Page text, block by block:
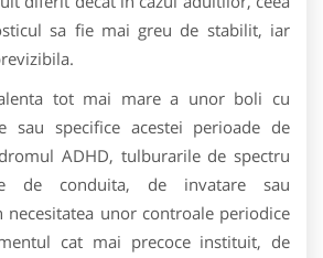
sa fie mai greu de stabilit, iar
tot mai mare a unor boli cu
sau specifice acestei perioade de
ADHD, tulburarile de spectru
de conduita, de invatare sau
unor controale periodice
cat mai precoce instituit, de